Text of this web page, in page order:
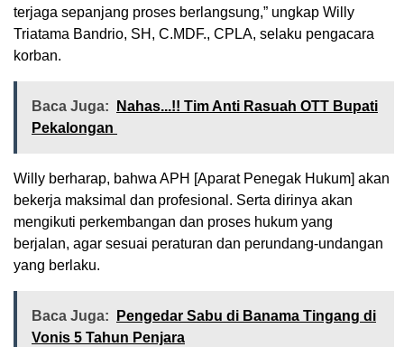
terjaga sepanjang proses berlangsung,” ungkap Willy
Triatama Bandrio, SH, C.MDF., CPLA, selaku pengacara
korban.
Baca Juga:
Nahas...!! Tim Anti Rasuah OTT Bupati
Pekalongan
Willy berharap, bahwa APH [Aparat Penegak Hukum] akan
bekerja maksimal dan profesional. Serta dirinya akan
mengikuti perkembangan dan proses hukum yang
berjalan, agar sesuai peraturan dan perundang-undangan
yang berlaku.
Baca Juga:
Pengedar Sabu di Banama Tingang di
Vonis 5 Tahun Penjara